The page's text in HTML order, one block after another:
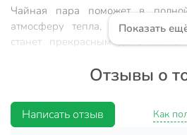
Чайная пара поможет в
атмосферу тепла, уюта и
станет прекрасным
Вашу чайную церемонию.
Характеристики:
Объем: 200 мл.
Показать
Отзывы о
Написать отзыв Как